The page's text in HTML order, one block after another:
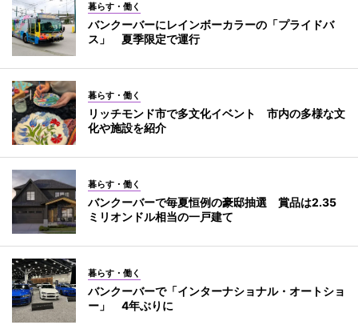
暮らす・働く
バンクーバーにレインボーカラーの「プライドバ
ス」 夏季限定で運行
暮らす・働く
リッチモンド市で多文化イベント 市内の多様な文
化や施設を紹介
暮らす・働く
バンクーバーで毎夏恒例の豪邸抽選 賞品は2.35
ミリオンドル相当の一戸建て
暮らす・働く
バンクーバーで「インターナショナル・オートショ
ー」 4年ぶりに